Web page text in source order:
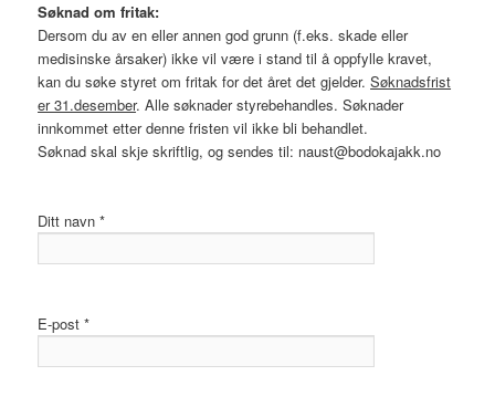
Søknad om fritak:
Dersom du av en eller annen god grunn (f.eks. skade eller
medisinske årsaker) ikke vil være i stand til å oppfylle kravet,
kan du søke styret om fritak for det året det gjelder.Søknadsfrist
er 31.desember. Alle søknader styrebehandles. Søknader
innkommet etter denne fristen vil ikke bli behandlet.
Søknad skal skje skriftlig, og sendes til: naust@bodokajakk.no
Ditt navn *
E-post *